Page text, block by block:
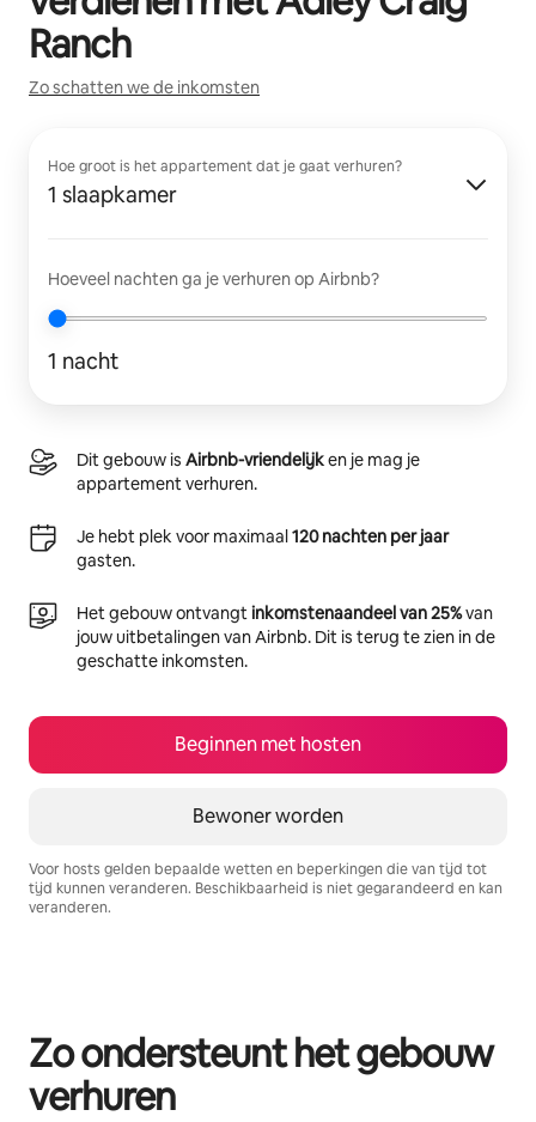
Ranch
Zo schatten we de inkomsten
Hoe groot is het appartement dat je gaat verhuren?
1 slaapkamer
Hoeveel nachten ga je verhuren op Airbnb?
1 nacht
Dit gebouw is Airbnb-vriendelijken je mag je
appartement verhuren.
Je hebt plek voor maximaal120 nachten per jaar
gasten.
Het gebouw ontvangtinkomstenaandeel van 25%van
jouw uitbetalingen van Airbnb. Dit is terug te zien in de
geschatte inkomsten.
Beginnen met hosten
Bewoner worden
Voor hosts gelden bepaalde wetten en beperkingen die van tijd tot
tijd kunnen veranderen. Beschikbaarheid is niet gegarandeerd en kan
veranderen.
Zo ondersteunt het gebouw
verhuren